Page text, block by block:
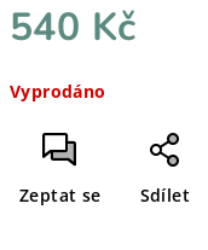
540 Kč
cena:
Vyprodáno
Zeptat se Sdílet